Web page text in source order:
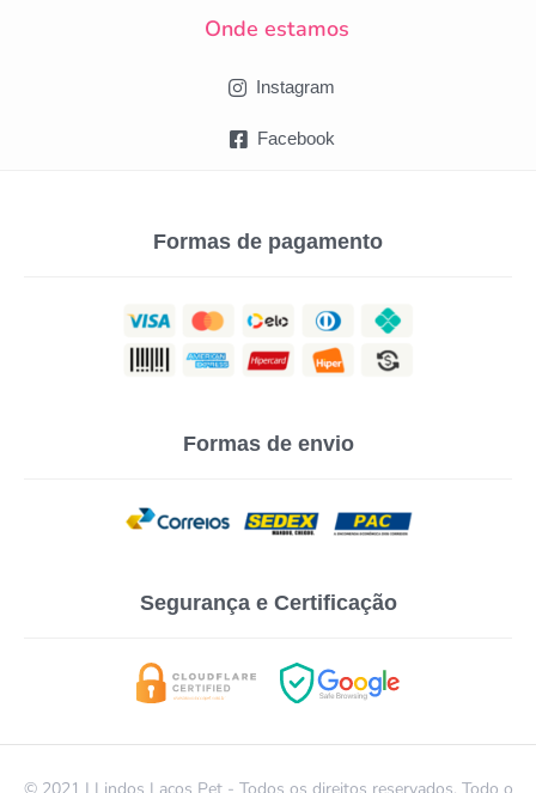
Onde estamos
Instagram
Facebook
Formas de pagamento
Formas de envio
Segurança e Certificação